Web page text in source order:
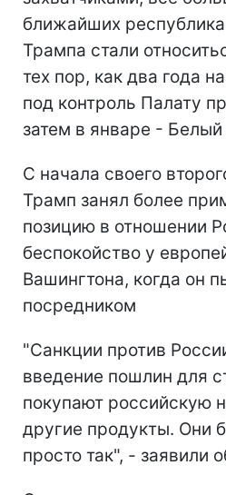
ближайших
Трампа стали
тех пор, как два года
под контроль Палату
затем в январе -
С начала своего
Трамп занял более
позицию в отношении
беспокойство у
Вашингтона, когда он
посредником
"Санкции против
введение пошлин для
покупают российскую
другие продукты. Они
просто так", - заявили